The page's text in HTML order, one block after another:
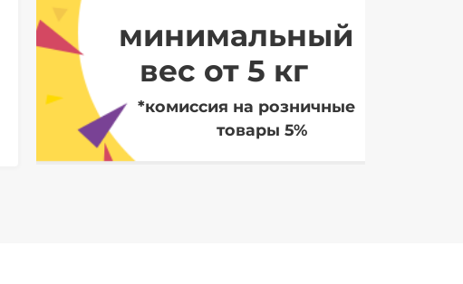
минимальный
вес от 5 кг
*комиссия на розничные
товары 5%